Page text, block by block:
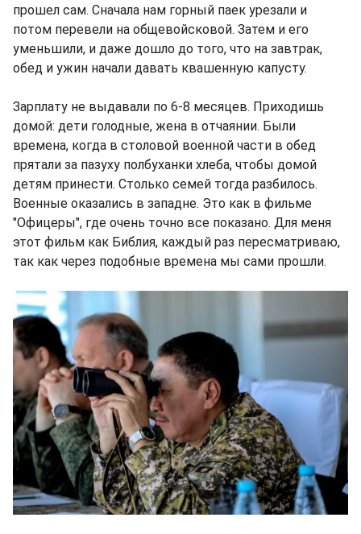
прошел сам. Сначала нам горный паек урезали и
потом перевели на общевойсковой. Затем и его
уменьшили, и даже дошло до того, что на завтрак,
обед и ужин начали давать квашенную капусту.
Зарплату не выдавали по 6-8 месяцев. Приходишь
домой: дети голодные, жена в отчаянии. Были
времена, когда в столовой военной части в обед
прятали за пазуху полбуханки хлеба, чтобы домой
детям принести. Столько семей тогда разбилось.
Военные оказались в западне. Это как в фильме
"Офицеры", где очень точно все показано. Для меня
этот фильм как Библия, каждый раз пересматриваю,
так как через подобные времена мы сами прошли.